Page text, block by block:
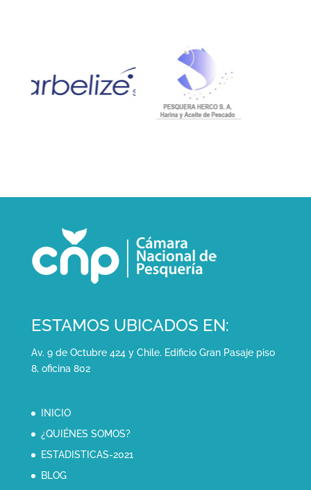
ESTAMOS UBICADOS EN:
Av. 9 de Octubre 424 y Chile. Edificio Gran Pasaje piso
8, oficina 802
INICIO
¿QUIÉNES SOMOS?
ESTADISTICAS-2021
BLOG